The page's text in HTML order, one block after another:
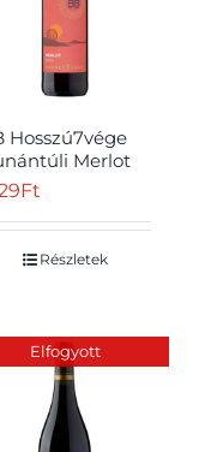
Hosszú7vége
Merlot
vörösbor 0,75
Ft
Részletek
Elfogyott